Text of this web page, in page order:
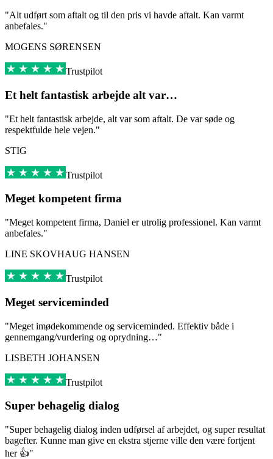
"Alt udført som aftalt og til den pris vi havde aftalt. Kan varmt
anbefales."
MOGENS SØRENSEN
Trustpilot
Et helt fantastisk arbejde alt var…
"Et helt fantastisk arbejde, alt var som aftalt. De var søde og
respektfulde hele vejen."
STIG
Trustpilot
Meget kompetent firma
"Meget kompetent firma, Daniel er utrolig professionel. Kan varmt
anbefales."
LINE SKOVHAUG HANSEN
Trustpilot
Meget serviceminded
"Meget imødekommende og serviceminded. Effektiv både i
gennemgang/vurdering og oprydning…"
LISBETH JOHANSEN
Trustpilot
Super behagelig dialog
"Super behagelig dialog inden udførsel af arbejdet, og super resultat
bagefter. Kunne man give en ekstra stjerne ville den være fortjent
her 👍"